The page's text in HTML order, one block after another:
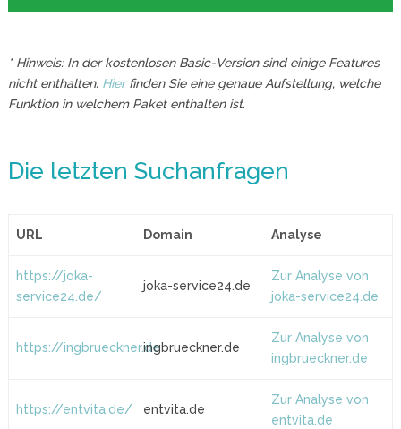
* Hinweis: In der kostenlosen Basic-Version sind einige Features
nicht enthalten. Hierfinden Sie eine genaue Aufstellung, welche
Funktion in welchem Paket enthalten ist.
Die letzten Suchanfragen
URL Domain Analyse
https://joka-
service24.de/
joka-service24.de
Zur Analyse von
joka-service24.de
https://ingbrueckner.deingbrueckner.de
Zur Analyse von
ingbrueckner.de
https://entvita.de/ entvita.de
Zur Analyse von
entvita.de